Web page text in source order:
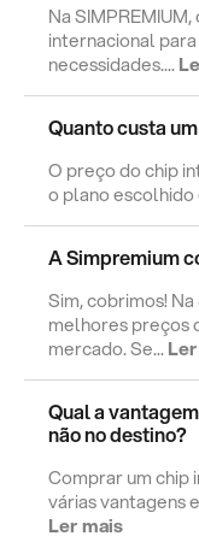
Na
internacional
necessidades....
Quanto custa
O preço do chip
o plano escolhido
A Simpremium
Sim, cobrimos!
melhores preços
mercado. Se...
Qual a
não no destino?
Comprar um chip
várias vantagens
Ler mais